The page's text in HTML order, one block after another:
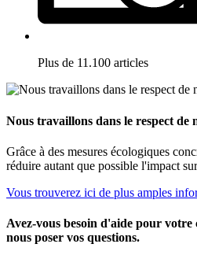
Plus de 11.100 articles
Nous travaillons dans le respect de
Grâce à des mesures écologiques
réduire autant que possible l'impact
Vous trouverez ici de plus amples
Avez-vous besoin d'aide pour votre
nous poser vos questions.